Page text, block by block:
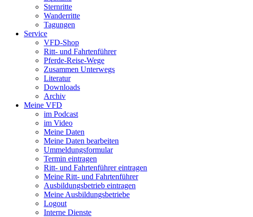
Sternritte
Wanderritte
Tagungen
Service
VFD-Shop
Ritt- und Fahrtenführer
Pferde-Reise-Wege
Zusammen Unterwegs
Literatur
Downloads
Archiv
Meine VFD
im Podcast
im Video
Meine Daten
Meine Daten bearbeiten
Ummeldungsformular
Termin eintragen
Ritt- und Fahrtenführer eintragen
Meine Ritt- und Fahrtenführer
Ausbildungsbetrieb eintragen
Meine Ausbildungsbetriebe
Logout
Interne Dienste